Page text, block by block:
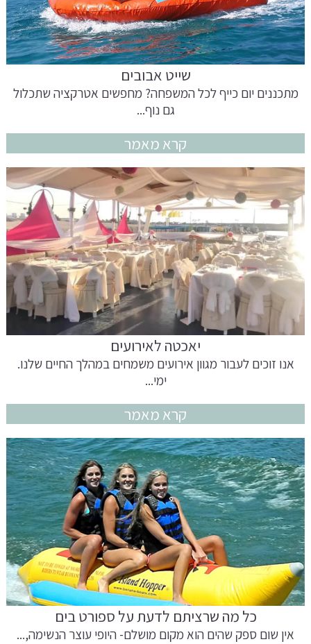
שייט אבובים
מתכננים יום כייף לכל המשפחה? מחפשים אטרקציה שתכלול
גם נוף...
קרא מאמר
יאכטה לאירועים
אנו זוכים לעבור מגוון אירועים משמחים במהלך החיים שלנו.
ימי...
קרא מאמר
כל מה שרציתם לדעת על ספורט בים
אין שום ספק שהים הוא מקום מושלם- היופי עוצר הנשימה,...